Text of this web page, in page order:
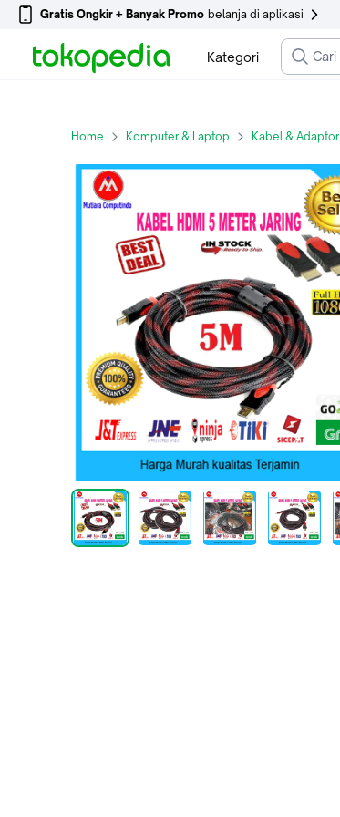
Gratis Ongkir + Banyak Promo belanja di aplikasi
Kategori
Home Komputer & Laptop Kabel & Adaptor